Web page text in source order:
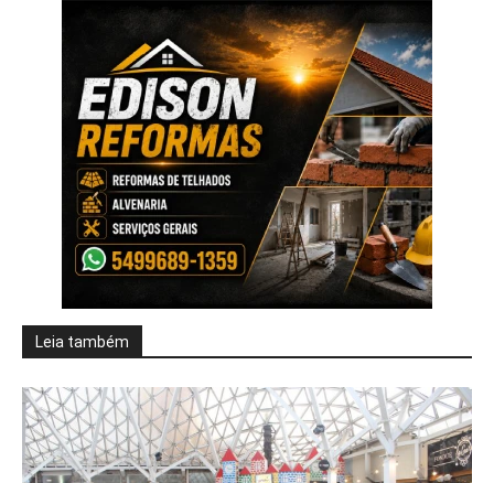
Leia também